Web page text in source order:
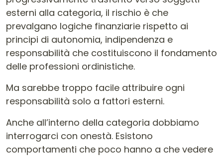
esterni alla categoria, il rischio è che
prevalgano logiche finanziarie rispetto ai
principi di autonomia, indipendenza e
responsabilità che costituiscono il fondamento
delle professioni ordinistiche.
Ma sarebbe troppo facile attribuire ogni
responsabilità solo a fattori esterni.
Anche all’interno della categoria dobbiamo
interrogarci con onestà. Esistono
comportamenti che poco hanno a che vedere